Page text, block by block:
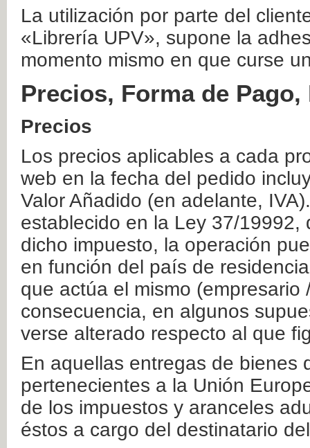
La utilización por parte del
«Librería UPV», supone la
momento mismo en que curse
Precios, Forma de
Precios
Los precios aplicables a cada
web en la fecha del pedido
Valor Añadido (en adelante,
establecido en la Ley 37/
dicho impuesto, la operación
en función del país de
que actúa el mismo
consecuencia, en algunos
verse alterado respecto al que
En aquellas entregas de bienes
pertenecientes a la Unión
de los impuestos y aranceles
éstos a cargo del destinatario